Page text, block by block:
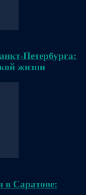
Петербурга:
жизни
в Саратове: